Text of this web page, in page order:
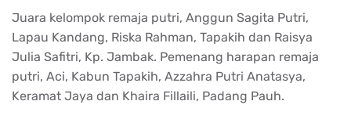
Juara kelompok remaja putri, Anggun Sagita Putri,
Lapau Kandang, Riska Rahman, Tapakih dan Raisya
Julia Safitri, Kp. Jambak. Pemenang harapan remaja
putri, Aci, Kabun Tapakih, Azzahra Putri Anatasya,
Keramat Jaya dan Khaira Fillaili, Padang Pauh.